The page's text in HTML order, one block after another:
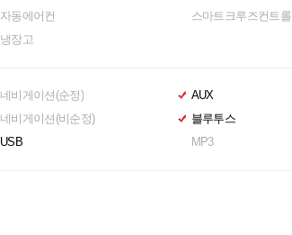
자동에어컨
스마트크루즈컨트롤
냉장고
네비게이션(순정)
네비게이션(비순정)
USB
AUX
블루투스
MP3